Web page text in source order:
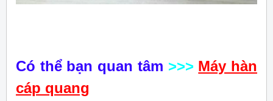
Có thể bạn quan tâm >>> Máy hàn
cáp quang